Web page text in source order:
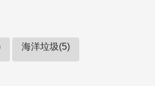
海洋垃圾(5)